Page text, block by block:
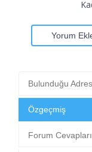
Yorum
Bulunduğu
Özgeçmiş
Forum Cevapları